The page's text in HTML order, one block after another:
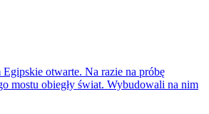
otwarte. Na razie na próbę
mostu obiegły świat. Wybudowali na nim